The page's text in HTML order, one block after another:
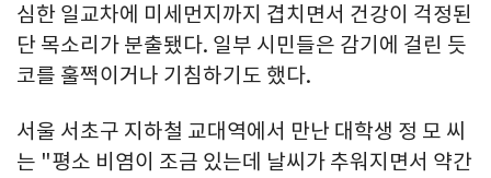
심한 일교차에 미세먼지까지 겹치면서 건강이 걱정된
단 목소리가 분출됐다. 일부 시민들은 감기에 걸린 듯
코를 훌쩍이거나 기침하기도 했다.
서울 서초구 지하철 교대역에서 만난 대학생 정 모 씨
는 "평소 비염이 조금 있는데 날씨가 추워지면서 약간